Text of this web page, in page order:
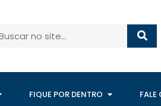
FIQUE POR DENTRO